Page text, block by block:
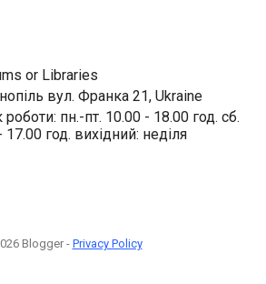
or Libraries
вул. Франка 21, Ukraine
роботи: пн.-пт. 10.00 - 18.00 год. сб.
17.00 год. вихідний: неділя
Blogger - Privacy Policy